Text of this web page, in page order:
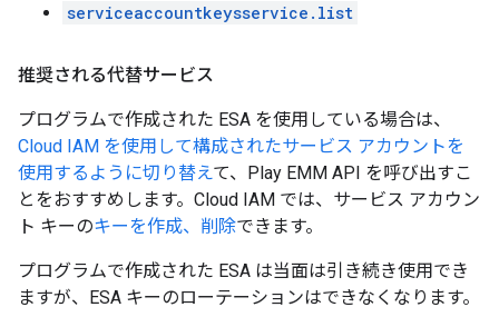
serviceaccountkeysservice.list
推奨される代替サービス
プログラムで作成された ESA を使用している場合は、
Cloud IAM を使用して構成されたサービス アカウントを
使用するように切り替えて、Play EMM API を呼び出すこ
とをおすすめします。Cloud IAM では、サービス アカウン
ト キーのキーを作成、削除できます。
プログラムで作成された ESA は当面は引き続き使用でき
ますが、ESA キーのローテーションはできなくなります。